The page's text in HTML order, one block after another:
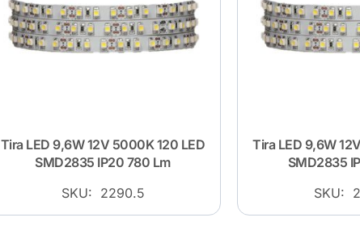
Tira LED 9,6W 12V 5000K 120 LED
SMD2835 IP20 780 Lm
SKU: 2290.5
Tira LED 9,6W
SMD2835
SKU: